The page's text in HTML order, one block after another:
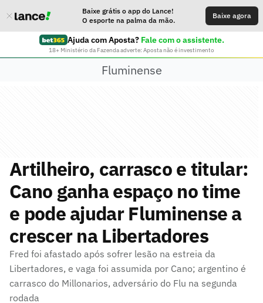
Baixe grátis o app do Lance!
O esporte na palma da mão.
Baixe agora
Ajuda com Aposta? Fale com o assistente.
18+ Ministério da Fazenda adverte: Aposta não é investimento
Fluminense
Artilheiro, carrasco e titular:
Cano ganha espaço no time
e pode ajudar Fluminense a
crescer na Libertadores
Fred foi afastado após sofrer lesão na estreia da
Libertadores, e vaga foi assumida por Cano; argentino é
carrasco do Millonarios, adversário do Flu na segunda
rodada